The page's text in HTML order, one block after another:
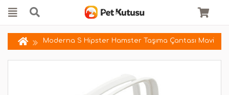
Moderna S Hipster Hamster Taşıma Çantası Mavi